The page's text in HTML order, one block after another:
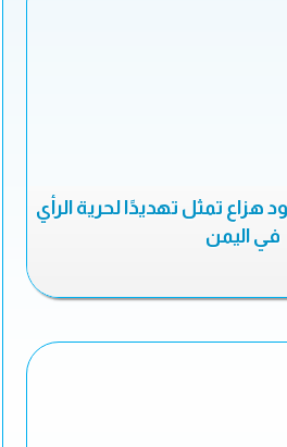
تمثل تهديدًا لحرية الرأي
في اليمن